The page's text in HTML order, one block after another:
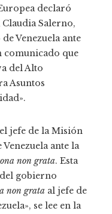
declaró
Claudia Salerno,
Venezuela ante
comunicado que
del Alto
Asuntos
jefe de la Misión
ante la
non grata. Esta
gobierno
non grata al jefe de
se lee en la